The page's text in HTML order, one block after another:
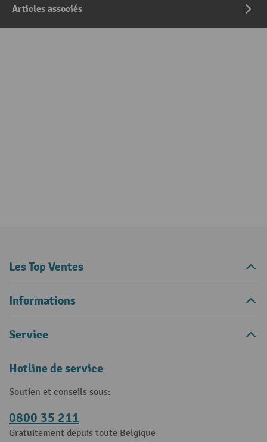
Articles associés
Les Top Ventes
Informations
Service
Hotline de service
Soutien et conseils sous:
0800 35 211
Gratuitement depuis toute Belgique